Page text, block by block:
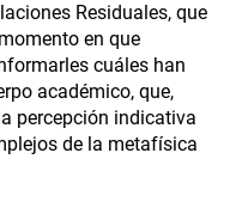
Residuales, que
en que
cuáles han
académico, que,
percepción indicativa
de la metafísica